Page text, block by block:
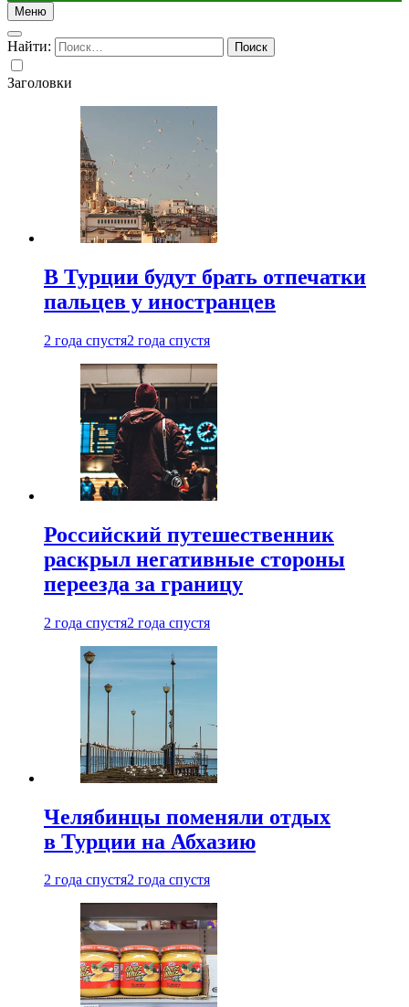
Меню
Найти:
Заголовки
В Турции будут брать отпечатки
пальцев у иностранцев
2 года спустя2 года спустя
Российский путешественник
раскрыл негативные стороны
переезда за границу
2 года спустя2 года спустя
Челябинцы поменяли отдых
в Турции на Абхазию
2 года спустя2 года спустя